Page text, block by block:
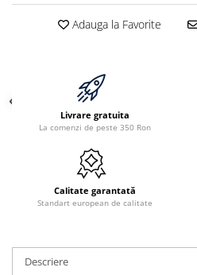
Adauga la Favorite
Livrare gratuita
La comenzi de peste 350 Ron
Calitate garantată
Standart european de calitate
Descriere